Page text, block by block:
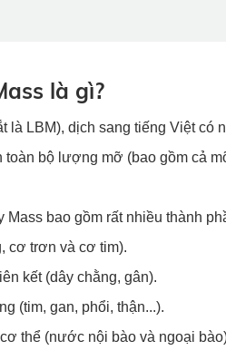
là gì?
là LBM), dịch sang tiếng Việt
toàn bộ lượng mỡ (bao gồm cả
Mass bao gồm rất nhiều thành
cơ trơn và cơ tim).
kết (dây chằng, gân).
(tim, gan, phổi, thận...).
thể (nước nội bào và ngoại